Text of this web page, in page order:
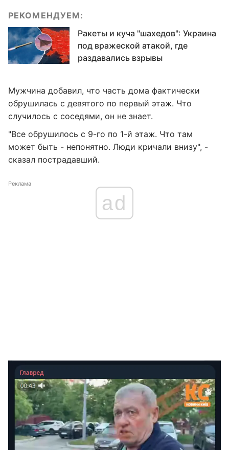
РЕКОМЕНДУЕМ:
Ракеты и куча "шахедов": Украина
под вражеской атакой, где
раздавались взрывы
Мужчина добавил, что часть дома фактически
обрушилась с девятого по первый этаж. Что
случилось с соседями, он не знает.
"Все обрушилось с 9-го по 1-й этаж. Что там
может быть - непонятно. Люди кричали внизу", -
сказал пострадавший.
Реклама
ad